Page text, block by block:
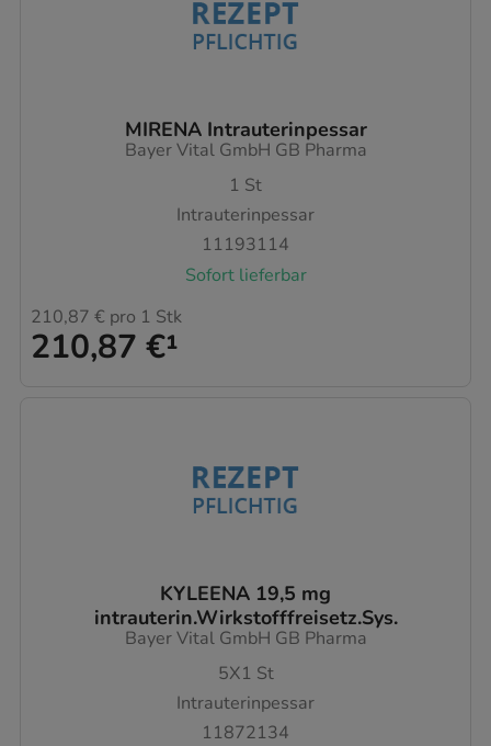
MIRENA Intrauterinpessar
Bayer Vital GmbH GB Pharma
1 St
Intrauterinpessar
11193114
Sofort lieferbar
210,87 €¹
210,87 € pro 1 Stk
KYLEENA 19,5 mg
intrauterin.Wirkstofffreisetz.Sys.
Bayer Vital GmbH GB Pharma
5X1 St
Intrauterinpessar
11872134